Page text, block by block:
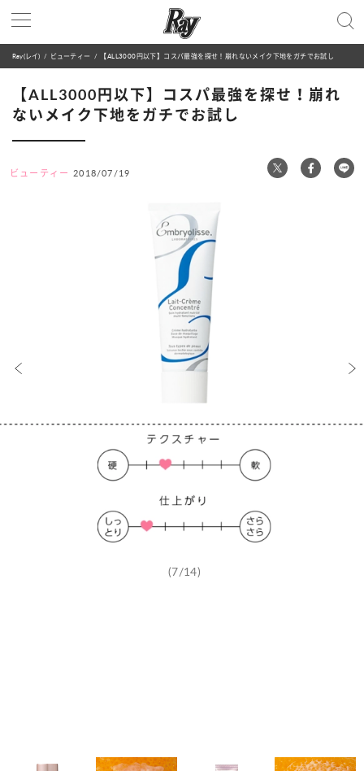
Ray(レイ) ビューティー 【ALL3000円以下】コスパ最強を探せ！崩れないメイク下地をガチでお試し
【ALL3000円以下】コスパ最強を探せ！崩れ
ないメイク下地をガチでお試し
ビューティー 2018/07/19
(7/14)